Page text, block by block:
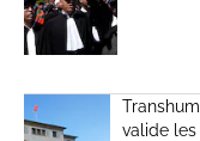
valide